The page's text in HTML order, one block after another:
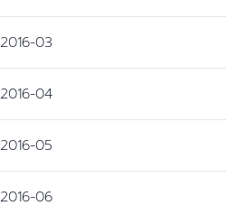
2016-03
2016-04
2016-05
2016-06